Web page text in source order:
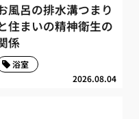
風呂の排水溝つまり
住まいの精神衛生の
係
2026.08.04
浴室